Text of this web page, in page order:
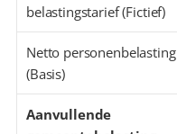
belastingstarief (Fictief)
Netto personenbelasting
(Basis)
Aanvullende